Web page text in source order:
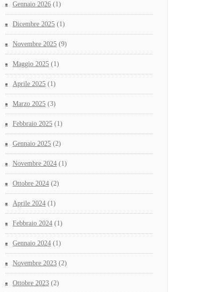
Gennaio 2026 (1)
Dicembre 2025 (1)
Novembre 2025 (9)
Maggio 2025 (1)
Aprile 2025 (1)
Marzo 2025 (3)
Febbraio 2025 (1)
Gennaio 2025 (2)
Novembre 2024 (1)
Ottobre 2024 (2)
Aprile 2024 (1)
Febbraio 2024 (1)
Gennaio 2024 (1)
Novembre 2023 (2)
Ottobre 2023 (2)